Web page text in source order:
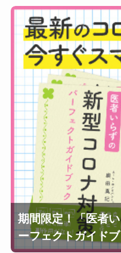
期間限定！「医者
ーフェクトガイド